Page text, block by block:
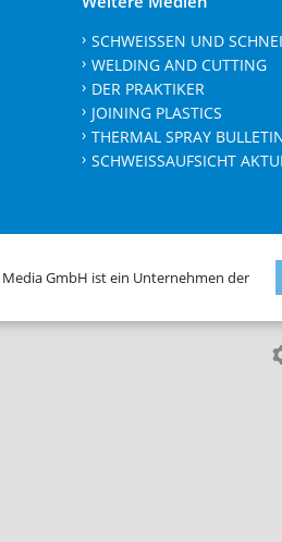
SCHWEISSEN UND
WELDING AND CUTTING
DER PRAKTIKER
JOINING PLASTICS
THERMAL SPRAY
SCHWEISSAUFSICHT
Media GmbH ist ein Unternehmen der